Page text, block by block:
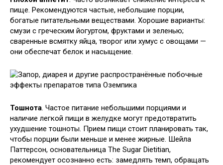
пище. Рекомендуются частые, небольшие порции,
богатые питательными веществами. Хорошие варианты:
смузи с греческим йогуртом, фруктами и зеленью;
сваренные всмятку яйца, творог или хумус с овощами —
они обеспечат белок и насыщение.
Тошнота. Частое питание небольшими порциями и
наличие легкой пищи в желудке могут предотвратить
ухудшение тошноты. Прием пищи стоит планировать так,
чтобы порции были меньше и менее жирные. Шейла
Паттерсон, основательница The Sugar Dietitian,
рекомендует осознанно есть: замедлять темп, обращать